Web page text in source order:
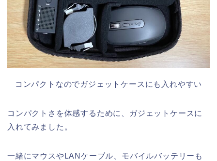
コンパクトなのでガジェットケースにも入れやすい
コンパクトさを体感するために、ガジェットケースに
入れてみました。
一緒にマウスやLANケーブル、モバイルバッテリーも